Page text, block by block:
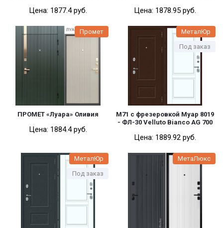
С электрозамком
Со стеклопакетом
С зеркалом
Межкомнатные двери
Hartwood
Для бани и саун
Массив ольхи
Массив сосны
Отзывы
Наши работы
Контакты
Вызвать замерщика
Написать директору
СОЦСЕТИ
Цена: 1877.4 pуб. Цена: 1878.95 pуб.
Промет
ПРОМЕТ «Луара» Оливия
Цена: 1884.4 pуб.
Под заказ
МеталЮр
M71 с фрезеровкой Муар 8019
- ФЛ-30 Velluto Bianco AG 700
Цена: 1889.92 pуб.
Под заказ
МеталЮр МетаЛюкс